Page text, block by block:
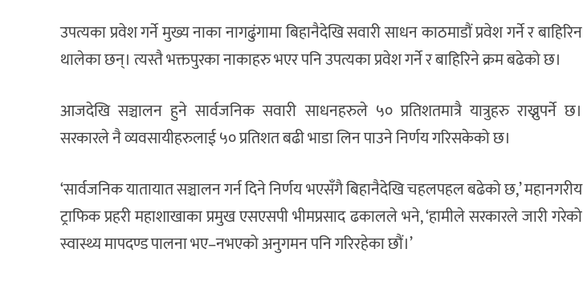
उपत्यका प्रवेश गर्ने मुख्य नाका नागढुंगामा बिहानैदेखि सवारी साधन काठमाडौं प्रवेश गर्ने र बाहिरिन
थालेका छन्। त्यस्तै भक्तपुरका नाकाहरु भएर पनि उपत्यका प्रवेश गर्ने र बाहिरिने क्रम बढेको छ।
आजदेखि सञ्चालन हुने सार्वजनिक सवारी साधनहरुले ५० प्रतिशतमात्रै यात्रुहरु राख्नुपर्ने छ।
सरकारले नै व्यवसायीहरुलाई ५० प्रतिशत बढी भाडा लिन पाउने निर्णय गरिसकेको छ।
‘सार्वजनिक यातायात सञ्चालन गर्न दिने निर्णय भएसँगै बिहानैदेखि चहलपहल बढेको छ,’ महानगरीय
ट्राफिक प्रहरी महाशाखाका प्रमुख एसएसपी भीमप्रसाद ढकालले भने, ‘हामीले सरकारले जारी गरेको
स्वास्थ्य मापदण्ड पालना भए–नभएको अनुगमन पनि गरिरहेका छौं।’